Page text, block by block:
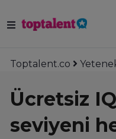
Toptalent.co
Ücretsiz
seviyeni